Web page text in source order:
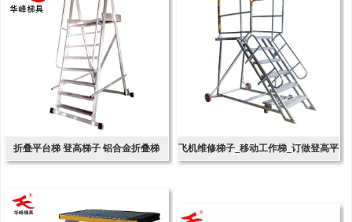
折叠平台梯 登高梯子 铝合金折叠梯 飞机维修梯子_移动工作梯_订做登高平